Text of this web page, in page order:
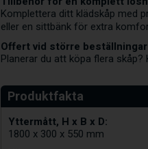
Komplettera ditt klädskåp med
eller en sittbänk för extra
Offert vid större beställningar
Planerar du att köpa flera skåp?
Yttermått, H x B x D:
1800 x 300 x 550 mm